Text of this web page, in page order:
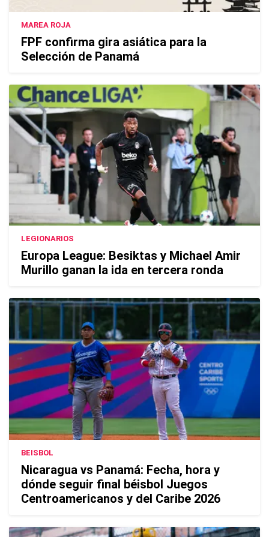
MAREA ROJA
FPF confirma gira asiática para la
Selección de Panamá
LEGIONARIOS
Europa League: Besiktas y Michael Amir
Murillo ganan la ida en tercera ronda
BEISBOL
Nicaragua vs Panamá: Fecha, hora y
dónde seguir final béisbol Juegos
Centroamericanos y del Caribe 2026